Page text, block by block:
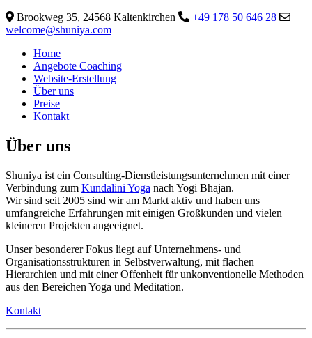
Brookweg 35, 24568 Kaltenkirchen
+49 178 50 646 28
welcome@shuniya.com
Home
Angebote Coaching
Website-Erstellung
Über uns
Preise
Kontakt
Über uns
Shuniya ist ein Consulting-Dienstleistungsunternehmen mit einer
Verbindung zum Kundalini Yoga nach Yogi Bhajan.
Wir sind seit 2005 sind wir am Markt aktiv und haben uns
umfangreiche Erfahrungen mit einigen Großkunden und vielen
kleineren Projekten angeeignet.
Unser besonderer Fokus liegt auf Unternehmens- und
Organisationsstrukturen in Selbstverwaltung, mit flachen
Hierarchien und mit einer Offenheit für unkonventionelle Methoden
aus den Bereichen Yoga und Meditation.
Kontakt